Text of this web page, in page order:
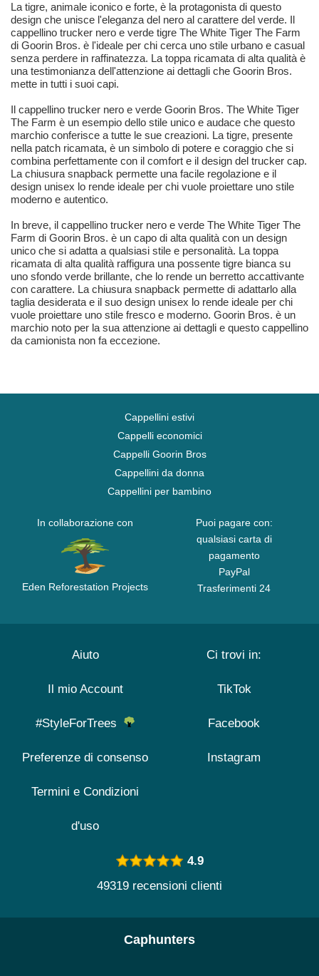
La tigre, animale iconico e forte, è la protagonista di questo
design che unisce l'eleganza del nero al carattere del verde. Il
cappellino trucker nero e verde tigre The White Tiger The Farm
di Goorin Bros. è l'ideale per chi cerca uno stile urbano e casual
senza perdere in raffinatezza. La toppa ricamata di alta qualità è
una testimonianza dell'attenzione ai dettagli che Goorin Bros.
mette in tutti i suoi capi.
Il cappellino trucker nero e verde Goorin Bros. The White Tiger
The Farm è un esempio dello stile unico e audace che questo
marchio conferisce a tutte le sue creazioni. La tigre, presente
nella patch ricamata, è un simbolo di potere e coraggio che si
combina perfettamente con il comfort e il design del trucker cap.
La chiusura snapback permette una facile regolazione e il
design unisex lo rende ideale per chi vuole proiettare uno stile
moderno e autentico.
In breve, il cappellino trucker nero e verde The White Tiger The
Farm di Goorin Bros. è un capo di alta qualità con un design
unico che si adatta a qualsiasi stile e personalità. La toppa
ricamata di alta qualità raffigura una possente tigre bianca su
uno sfondo verde brillante, che lo rende un berretto accattivante
con carattere. La chiusura snapback permette di adattarlo alla
taglia desiderata e il suo design unisex lo rende ideale per chi
vuole proiettare uno stile fresco e moderno. Goorin Bros. è un
marchio noto per la sua attenzione ai dettagli e questo cappellino
da camionista non fa eccezione.
Cappellini estivi
Cappelli economici
Cappelli Goorin Bros
Cappellini da donna
Cappellini per bambino
In collaborazione con
Eden Reforestation Projects
Puoi pagare con:
qualsiasi carta di
pagamento
PayPal
Trasferimenti 24
Aiuto
Il mio Account
#StyleForTrees
Preferenze di consenso
Termini e Condizioni
d'uso
Ci trovi in:
TikTok
Facebook
Instagram
4.9
49319 recensioni clienti
Caphunters